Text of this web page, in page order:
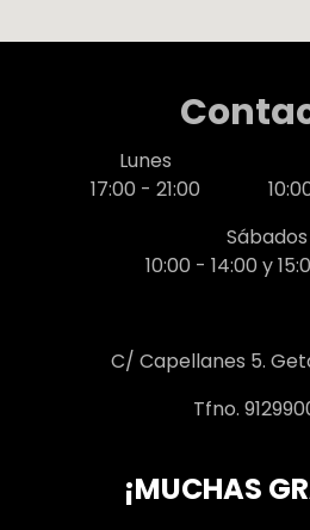
Lunes
17:00 - 21:00
Sábados
10:00 - 14:00 y
C/ Capellanes 5.
Tfno.
¡MUCHAS